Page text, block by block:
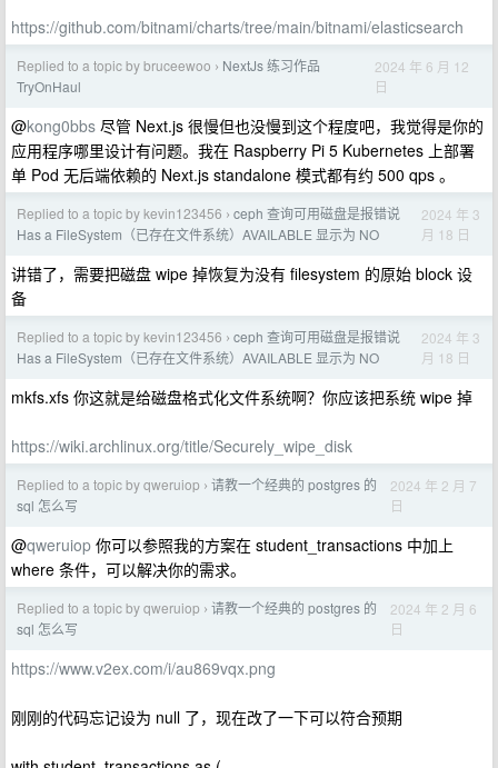
https://github.com/bitnami/charts/tree/main/bitnami/elasticsearch
Replied to a topic by bruceewoo › NextJs 练习作品
TryOnHaul
2024 年 6 月 12
日
@kong0bbs 尽管 Next.js 很慢但也没慢到这个程度吧，我觉得是你的
应用程序哪里设计有问题。我在 Raspberry Pi 5 Kubernetes 上部署
单 Pod 无后端依赖的 Next.js standalone 模式都有约 500 qps 。
Replied to a topic by kevin123456 › ceph 查询可用磁盘是报错说
Has a FileSystem（已存在文件系统）AVAILABLE 显示为 NO
2024 年 3
月 18 日
讲错了，需要把磁盘 wipe 掉恢复为没有 filesystem 的原始 block 设
备
Replied to a topic by kevin123456 › ceph 查询可用磁盘是报错说
Has a FileSystem（已存在文件系统）AVAILABLE 显示为 NO
2024 年 3
月 18 日
mkfs.xfs 你这就是给磁盘格式化文件系统啊？你应该把系统 wipe 掉
https://wiki.archlinux.org/title/Securely_wipe_disk
Replied to a topic by qweruiop › 请教一个经典的 postgres 的
sql 怎么写
2024 年 2 月 7
日
@qweruiop 你可以参照我的方案在 student_transactions 中加上
where 条件，可以解决你的需求。
Replied to a topic by qweruiop › 请教一个经典的 postgres 的
sql 怎么写
2024 年 2 月 6
日
https://www.v2ex.com/i/au869vqx.png
刚刚的代码忘记设为 null 了，现在改了一下可以符合预期